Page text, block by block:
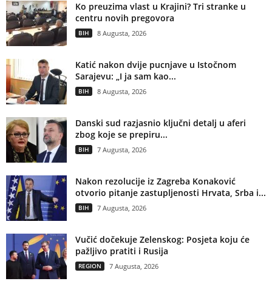
Ko preuzima vlast u Krajini? Tri stranke u
centru novih pregovora
BIH 8 Augusta, 2026
Katić nakon dvije pucnjave u Istočnom
Sarajevu: „I ja sam kao...
BIH 8 Augusta, 2026
Danski sud razjasnio ključni detalj u aferi
zbog koje se prepiru...
BIH 7 Augusta, 2026
Nakon rezolucije iz Zagreba Konaković
otvorio pitanje zastupljenosti Hrvata, Srba i...
BIH 7 Augusta, 2026
Vučić dočekuje Zelenskog: Posjeta koju će
pažljivo pratiti i Rusija
REGION 7 Augusta, 2026